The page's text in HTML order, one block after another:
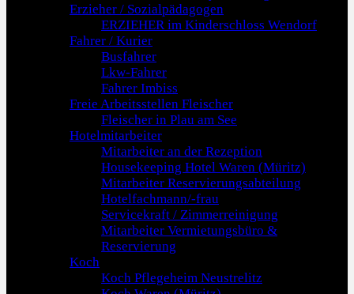
Erzieher / Sozialpädagogen
ERZIEHER im Kinderschloss Wendorf
Fahrer / Kurier
Busfahrer
Lkw-Fahrer
Fahrer Imbiss
Freie Arbeitsstellen Fleischer
Fleischer in Plau am See
Hotelmitarbeiter
Mitarbeiter an der Rezeption
Housekeeping Hotel Waren (Müritz)
Mitarbeiter Reservierungsabteilung
Hotelfachmann/-frau
Servicekraft / Zimmerreinigung
Mitarbeiter Vermietungsbüro &
Reservierung
Koch
Koch Pflegeheim Neustrelitz